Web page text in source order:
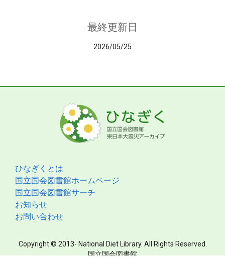
最終更新日
2026/05/25
ひなぎくとは
国立国会図書館ホームページ
国立国会図書館サーチ
お知らせ
お問い合わせ
Copyright © 2013- National Diet Library. All Rights Reserved.